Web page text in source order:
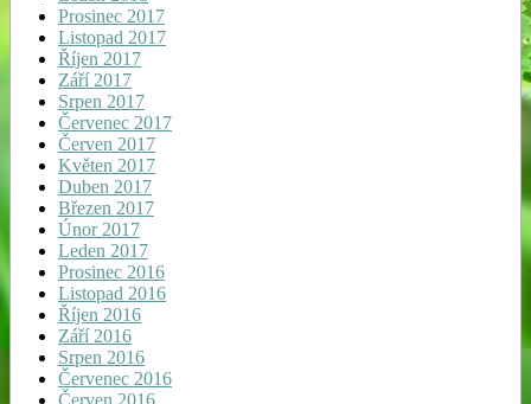
Prosinec 2017
Listopad 2017
Říjen 2017
Září 2017
Srpen 2017
Červenec 2017
Červen 2017
Květen 2017
Duben 2017
Březen 2017
Únor 2017
Leden 2017
Prosinec 2016
Listopad 2016
Říjen 2016
Září 2016
Srpen 2016
Červenec 2016
Červen 2016